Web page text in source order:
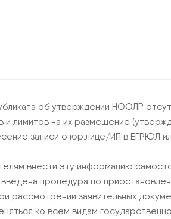
об утверждении НООЛР
лимитов на их размещение
записи о юр.лице/ИП в ЕГРЮЛ
внести эту информацию
процедура по
рассмотрении заявительных
ко всем видам